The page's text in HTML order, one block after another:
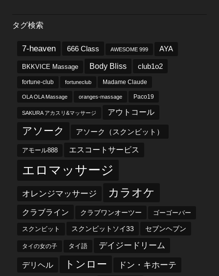
タグ検索
7-heaven 666 Class AWESOME 999 AYA
BKKVICE Massage Body Bliss club1o2
fortune-club fortuneclub Madame Claude
OLA OLA Massage oranges-massage Paco19
SAKURA アカスリ&マッサージ アウトコール
アソーク アソーク（スクンビット）
アモール888 エスコートサービス
エロマッサージ
オレンジマッサージ カラオケ
クラブライン クラブワンオーツー ゴーゴーバー
スクンビット スクンビットソイ33 セブンヘブン
タイの女の子 タイ語 デイジードリーム
デリヘル トンロー ドン・キホーテ